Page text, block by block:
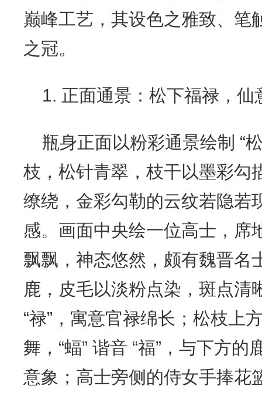
巅峰工艺，其设色之雅致、笔
之冠。
1. 正面通景：松下福禄，仙
瓶身正面以粉彩通景绘制 “
枝，松针青翠，枝干以墨彩勾
缭绕，金彩勾勒的云纹若隐若
感。画面中央绘一位高士，席
飘飘，神态悠然，颇有魏晋名
鹿，皮毛以淡粉点染，斑点清
“禄”，寓意官禄绵长；松枝上
舞，“蝠” 谐音 “福”，与下方的
意象；高士旁侧的侍女手捧花